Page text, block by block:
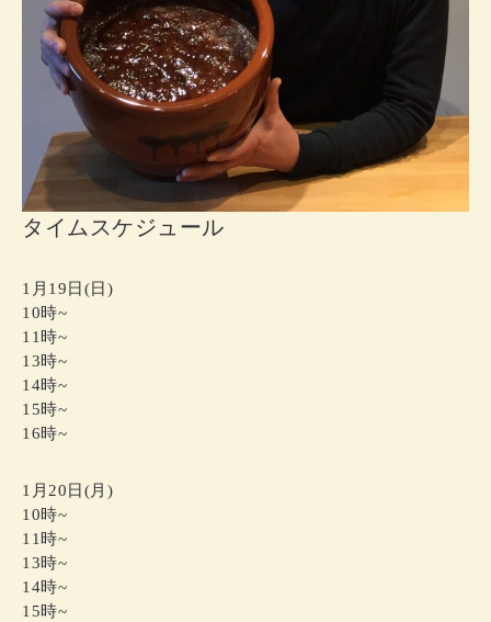
タイムスケジュール
1月19日(日)
10時~
11時~
13時~
14時~
15時~
16時~
1月20日(月)
10時~
11時~
13時~
14時~
15時~